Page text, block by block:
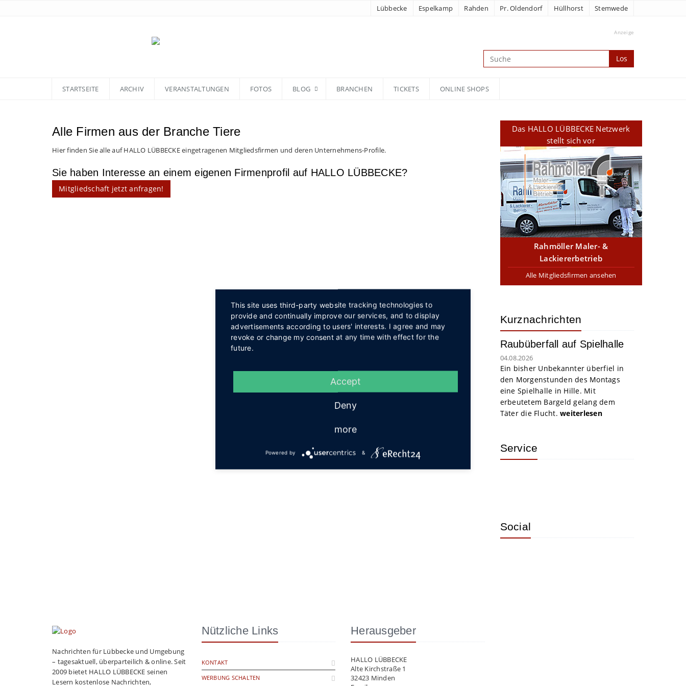
Lübbecke Espelkamp Rahden Pr. Oldendorf Hüllhorst Stemwede
Anzeige
Los
STARTSEITE ARCHIV VERANSTALTUNGEN FOTOS BLOG BRANCHEN TICKETS ONLINE SHOPS
Alle Firmen aus der Branche Tiere
Hier finden Sie alle auf HALLO LÜBBECKE eingetragenen Mitgliedsfirmen und deren Unternehmens-Profile.
Sie haben Interesse an einem eigenen Firmenprofil auf HALLO LÜBBECKE?
Mitgliedschaft jetzt anfragen!
Das HALLO LÜBBECKE Netzwerk
stellt sich vor
Rahmöller Maler- &
Lackiererbetrieb
Alle Mitgliedsfirmen ansehen
Kurznachrichten
Raubüberfall auf Spielhalle
04.08.2026
Ein bisher Unbekannter überfiel in
den Morgenstunden des Montags
eine Spielhalle in Hille. Mit
erbeutetem Bargeld gelang dem
Täter die Flucht. weiterlesen
Service
Social
Nachrichten für Lübbecke und Umgebung
– tagesaktuell, überparteilich & online. Seit
2009 bietet HALLO LÜBBECKE seinen
Lesern kostenlose Nachrichten,
Nützliche Links
KONTAKT
WERBUNG SCHALTEN
Herausgeber
HALLO LÜBBECKE
Alte Kirchstraße 1
32423 Minden
This site uses third-party website tracking technologies to
provide and continually improve our services, and to display
advertisements according to users' interests. I agree and may
revoke or change my consent at any time with effect for the
future.
Accept
Deny
more
Powered by &